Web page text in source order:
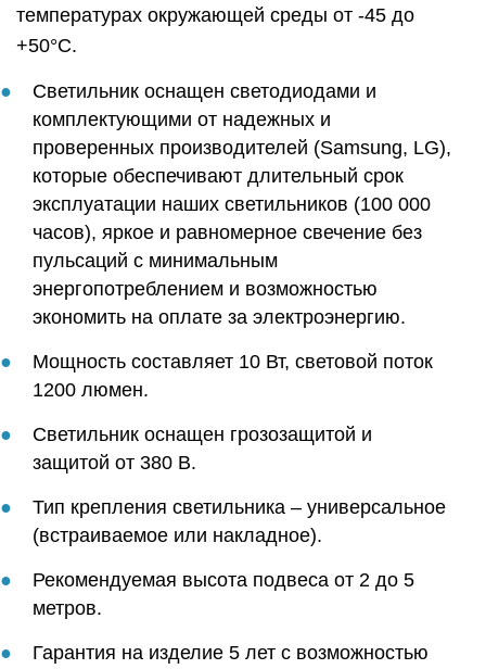
температурах окружающей среды от -45 до
+50°C.
Светильник оснащен светодиодами и
комплектующими от надежных и
проверенных производителей (Samsung, LG),
которые обеспечивают длительный срок
эксплуатации наших светильников (100 000
часов), яркое и равномерное свечение без
пульсаций с минимальным
энергопотреблением и возможностью
экономить на оплате за электроэнергию.
Мощность составляет 10 Вт, световой поток
1200 люмен.
Светильник оснащен грозозащитой и
защитой от 380 В.
Тип крепления светильника – универсальное
(встраиваемое или накладное).
Рекомендуемая высота подвеса от 2 до 5
метров.
Гарантия на изделие 5 лет с возможностью